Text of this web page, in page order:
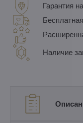
Гарантия
Наличие